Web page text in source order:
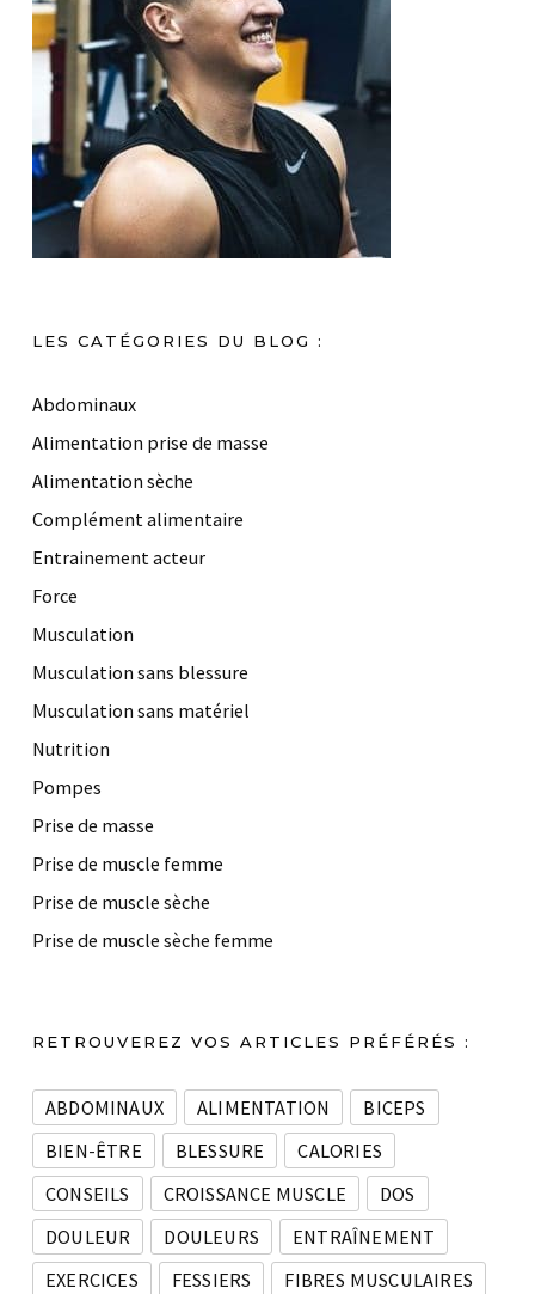
LES CATÉGORIES DU BLOG :
Abdominaux
Alimentation prise de masse
Alimentation sèche
Complément alimentaire
Entrainement acteur
Force
Musculation
Musculation sans blessure
Musculation sans matériel
Nutrition
Pompes
Prise de masse
Prise de muscle femme
Prise de muscle sèche
Prise de muscle sèche femme
RETROUVEREZ VOS ARTICLES PRÉFÉRÉS :
ABDOMINAUX ALIMENTATION
BICEPS
BIEN-ÊTRE
BLESSURE
CALORIES
CONSEILS
CROISSANCE MUSCLE
DOS
DOULEUR
DOULEURS
ENTRAÎNEMENT
EXERCICES
FESSIERS
FIBRES MUSCULAIRES